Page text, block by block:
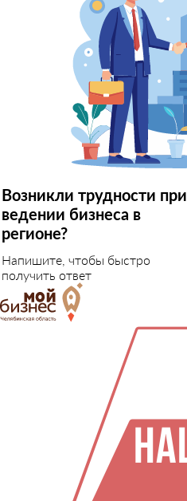
Возникли трудности при
ведении бизнеса в
регионе?
Напишите, чтобы быстро
получить ответ